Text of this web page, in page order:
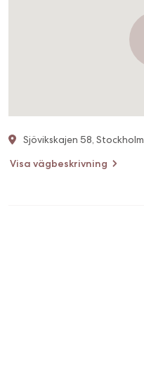
Sjövikskajen 58, Stockholm
Visa vägbeskrivning